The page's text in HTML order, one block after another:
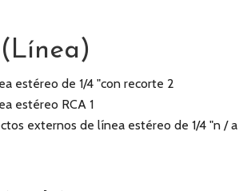
estéreo de 1/4 "con recorte 2
estéreo RCA 1
externos de línea estéreo de 1/4 "n / a